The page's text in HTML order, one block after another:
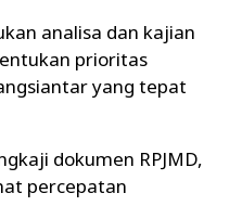
analisa dan kajian
prioritas
yang tepat
dokumen RPJMD,
percepatan